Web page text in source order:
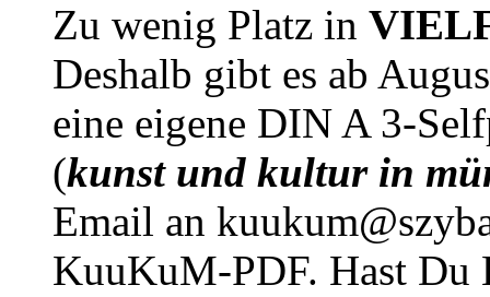
Zu wenig Platz in
Deshalb gibt es ab
eine eigene DIN A 3-
(kunst und kultur in
Email an
KuuKuM-PDF. Hast Du